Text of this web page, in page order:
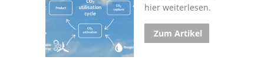
hier weiterlesen.
Zum Artikel